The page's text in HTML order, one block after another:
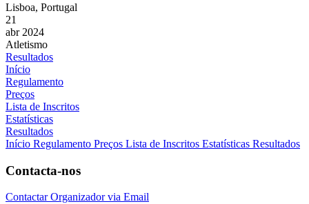
Lisboa, Portugal
21
abr 2024
Atletismo
Resultados
Início
Regulamento
Preços
Lista de Inscritos
Estatísticas
Resultados
Início Regulamento Preços Lista de Inscritos Estatísticas Resultados
Contacta-nos
Contactar Organizador via Email